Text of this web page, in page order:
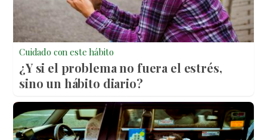
Cuidado con este hábito
¿Y si el problema no fuera el estrés,
sino un hábito diario?